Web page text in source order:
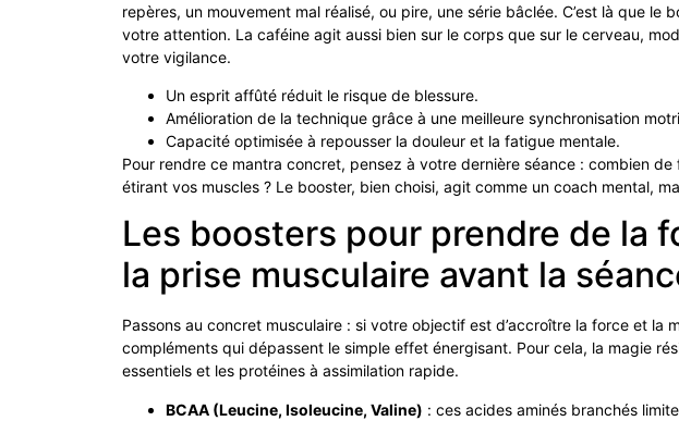
repères, un mouvement mal réalisé, ou pire, une série bâclée. C’est là que le
votre attention. La caféine agit aussi bien sur le corps que sur le cerveau,
votre vigilance.
Un esprit affûté réduit le risque de blessure.
Amélioration de la technique grâce à une meilleure synchronisation
Capacité optimisée à repousser la douleur et la fatigue mentale.
Pour rendre ce mantra concret, pensez à votre dernière séance : combien
étirant vos muscles ? Le booster, bien choisi, agit comme un coach mental,
Les boosters pour prendre de la
la prise musculaire avant la
Passons au concret musculaire : si votre objectif est d’accroître la force et la
compléments qui dépassent le simple effet énergisant. Pour cela, la magie
essentiels et les protéines à assimilation rapide.
BCAA (Leucine, Isoleucine, Valine) : ces acides aminés branchés